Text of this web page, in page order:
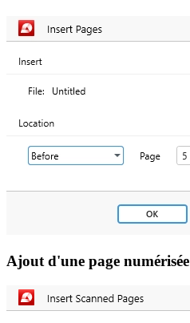
Ajout d'une page numérisée